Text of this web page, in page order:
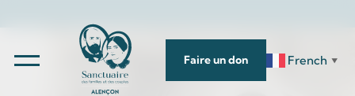
Faire un don French ▼